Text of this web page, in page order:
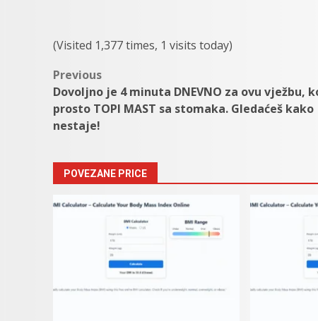
(Visited 1,377 times, 1 visits today)
Post
navigation
Previous
Dovoljno je 4 minuta DNEVNO za ovu vježbu,
prosto TOPI MAST sa stomaka. Gledaćeš kako
nestaje!
POVEZANE PRICE